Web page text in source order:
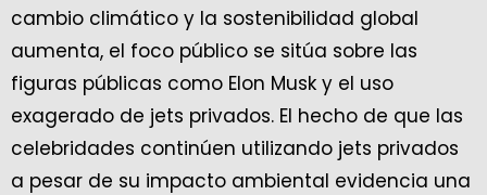
cambio climático y la sostenibilidad global
aumenta, el foco público se sitúa sobre las
figuras públicas como Elon Musk y el uso
exagerado de jets privados. El hecho de que las
celebridades continúen utilizando jets privados
a pesar de su impacto ambiental evidencia una